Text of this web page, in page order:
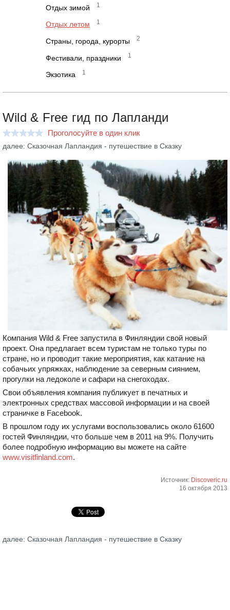
Отдых зимой 1
Отдых летом 1
Страны, города, курорты 2
Фестивали, праздники 1
Экзотика 1
Wild & Free гид по Лапланди
Проголосуйте в один клик
далее: Сказочная Лапландия - путешествие в Сказку
Компания Wild & Free запустила в Финляндии свой новый
проект. Она предлагает всем туристам не только туры по
стране, но и проводит такие мероприятия, как катание на
собачьих упряжках, наблюдение за северным сиянием,
прогулки на ледоколе и сафари на снегоходах.
Свои объявления компания публикует в печатных и
электронных средствах массовой информации и на своей
страничке в Facebook.
В прошлом году их услугами воспользовались около 61600
гостей Финляндии, что больше чем в 2011 на 9%. Получить
более подробную информацию вы можете на сайте
www.visitfinland.com.
Источник: Discoveric.ru
16 октября 2013
далее: Сказочная Лапландия - путешествие в Сказку